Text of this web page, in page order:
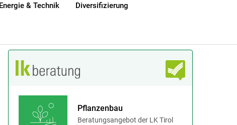
& Technik Diversifizierung
Pflanzenbau
Beratungsangebot der LK Tirol